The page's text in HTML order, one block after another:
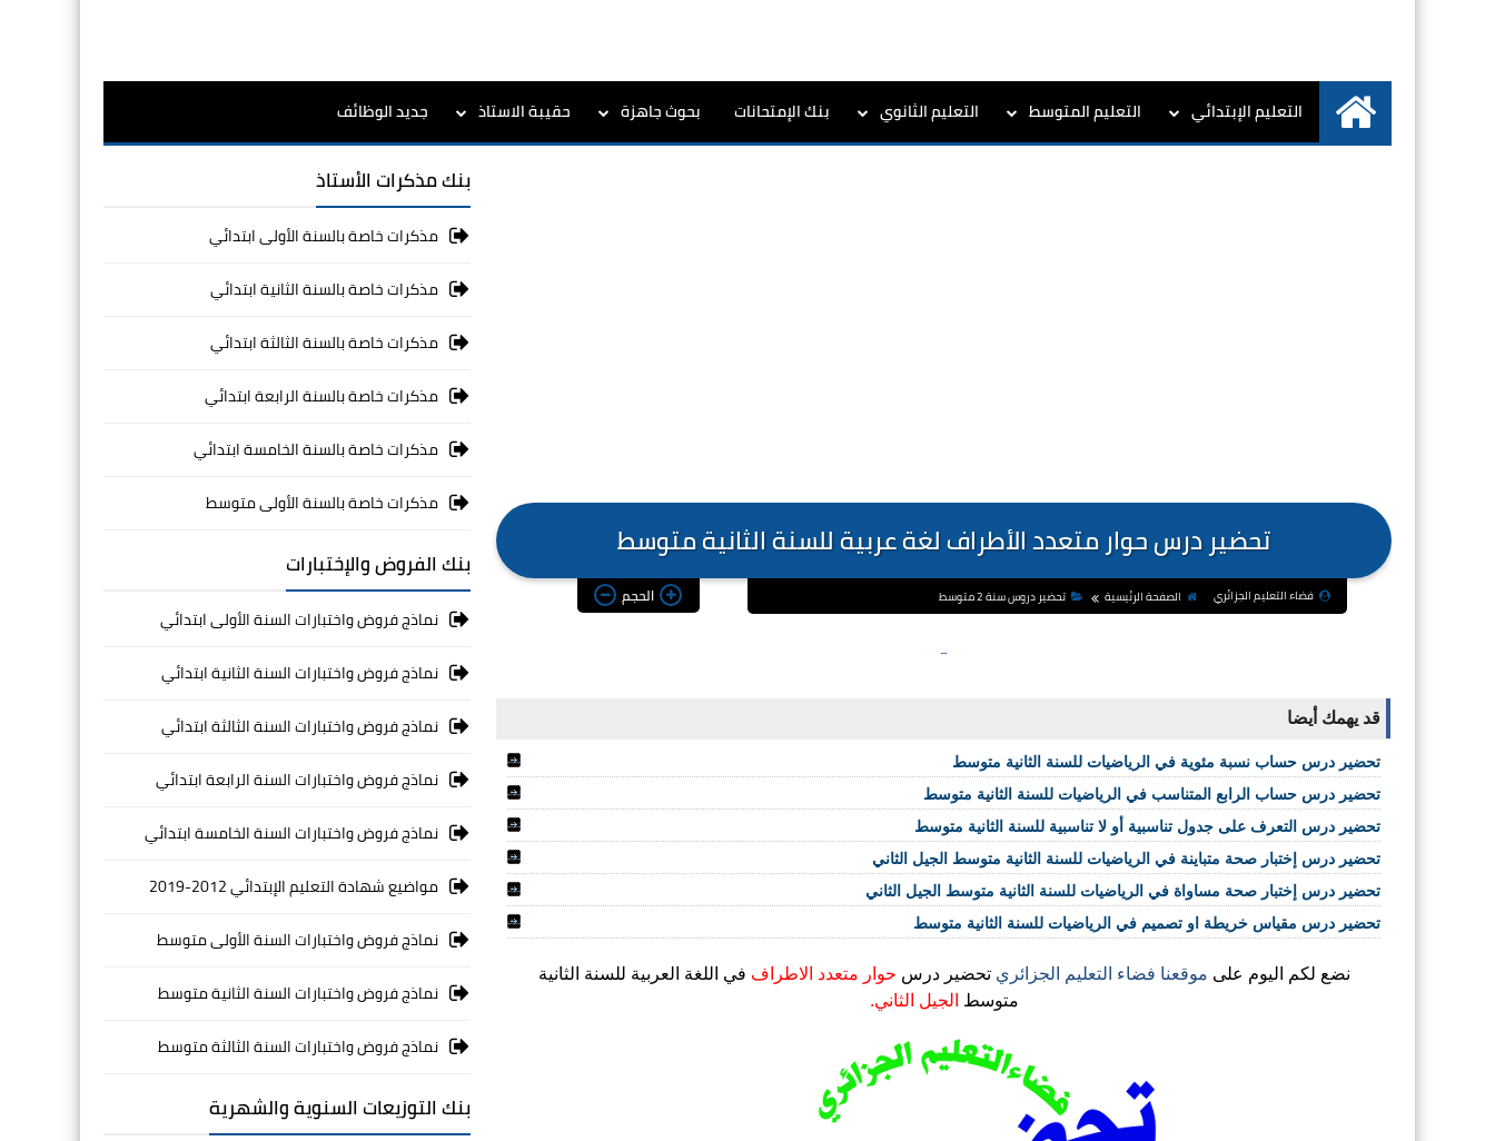
الرئيسية
التعليم الإبتدائي التعليم المتوسط التعليم الثانوي بنك الإمتحانات بحوث جاهزة حقيبة الاستاذ جديد الوظائف
تحضير درس حوار متعدد الأطراف لغة عربية للسنة الثانية متوسط
فضاء التعليم الجزائري الصفحة الرئيسية تحضير دروس سنة 2 متوسط الحجم
قد يهمك أيضا
تحضير درس حساب نسبة مئوية في الرياضيات للسنة الثانية متوسط
تحضير درس حساب الرابع المتناسب في الرياضيات للسنة الثانية متوسط
تحضير درس التعرف على جدول تناسبية أو لا تناسبية للسنة الثانية متوسط
تحضير درس إختبار صحة متباينة في الرياضيات للسنة الثانية متوسط الجيل الثاني
تحضير درس إختبار صحة مساواة في الرياضيات للسنة الثانية متوسط الجيل الثاني
تحضير درس مقياس خريطة او تصميم في الرياضيات للسنة الثانية متوسط
نضع لكم اليوم على موقعنا فضاء التعليم الجزائريتحضير درس حوار متعدد الاطراف في اللغة العربية للسنة الثانية
متوسط الجيل الثاني.
بنك مذكرات الأستاذ
مذكرات خاصة بالسنة الأولى ابتدائي
مذكرات خاصة بالسنة الثانية ابتدائي
مذكرات خاصة بالسنة الثالثة ابتدائي
مذكرات خاصة بالسنة الرابعة ابتدائي
مذكرات خاصة بالسنة الخامسة ابتدائي
مذكرات خاصة بالسنة الأولى متوسط
بنك الفروض والإختبارات
نماذج فروض واختبارات السنة الأولى ابتدائي
نماذج فروض واختبارات السنة الثانية ابتدائي
نماذج فروض واختبارات السنة الثالثة ابتدائي
نماذج فروض واختبارات السنة الرابعة ابتدائي
نماذج فروض واختبارات السنة الخامسة ابتدائي
مواضيع شهادة التعليم الإبتدائي 2012-2019
نماذج فروض واختبارات السنة الأولى متوسط
نماذج فروض واختبارات السنة الثانية متوسط
نماذج فروض واختبارات السنة الثالثة متوسط
بنك التوزيعات السنوية والشهرية